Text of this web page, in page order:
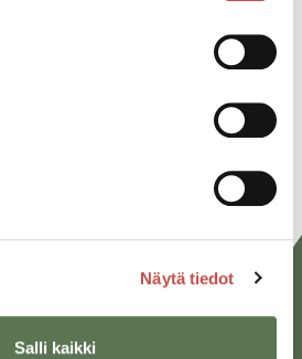
Näytä tiedot
Salli kaikki